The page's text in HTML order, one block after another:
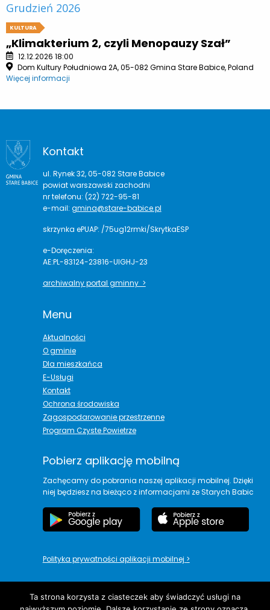
Grudzień 2026
KULTURA
„Klimakterium 2, czyli Menopauzy Szał”
12.12.2026 18:00
Dom Kultury Południowa 2A, 05-082 Gmina Stare Babice, Poland
Więcej informacji
Kontakt
ul. Rynek 32, 05-082 Stare Babice
powiat warszawski zachodni
nr telefonu: (22) 722-95-81
e-mail: gmina@stare-babice.pl
skrzynka ePUAP: /75ug12rmki/SkrytkaESP
e-Doręczenia:
AE:PL-83124-23816-UIGHJ-23
archiwalny portal gminny >
Menu
Aktualności
O gminie
Dla mieszkańca
E-Usługi
Kontakt
Ochrona środowiska
Zagospodarowanie przestrzenne
Program Czyste Powietrze
Pobierz aplikację mobilną
Zachęcamy do pobrania naszej aplikacji mobilnej. Dzięki
niej będziesz na bieżąco z informacjami ze Starych Babic
Polityka prywatności aplikacji mobilnej >
Ta strona korzysta z ciasteczek aby świadczyć usługi na